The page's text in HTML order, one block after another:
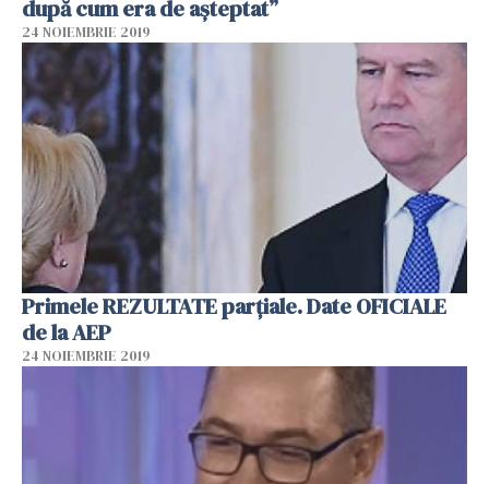
după cum era de aşteptat”
24 NOIEMBRIE 2019
Primele REZULTATE parțiale. Date OFICIALE
de la AEP
24 NOIEMBRIE 2019